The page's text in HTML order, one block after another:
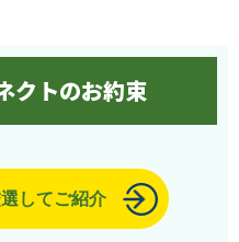
クトのお約束
してご紹介